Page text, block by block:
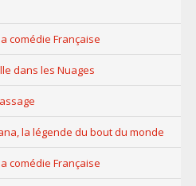
comédie Française
dans les Nuages
la légende du bout du monde
comédie Française